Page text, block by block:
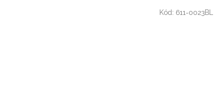
Kód: 611-0023BL